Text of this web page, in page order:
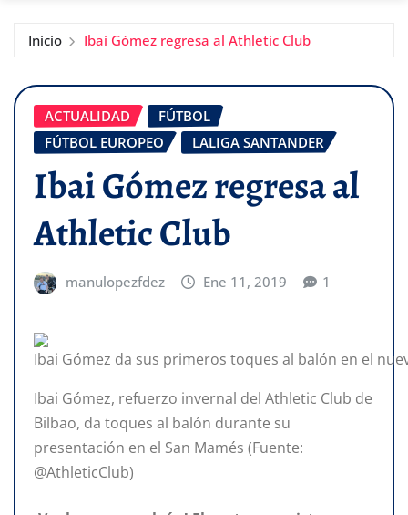
Inicio Ibai Gómez regresa al Athletic Club
ACTUALIDAD
FÚTBOL
FÚTBOL EUROPEO
LALIGA SANTANDER
Ibai Gómez regresa al
Athletic Club
manulopezfdez Ene 11, 2019 1
Ibai Gómez da sus primeros toques al balón en el
Ibai Gómez, refuerzo invernal del Athletic Club de
Bilbao, da toques al balón durante su
presentación en el San Mamés (Fuente:
@AthleticClub)